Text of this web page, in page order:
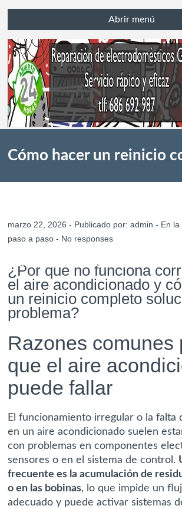
Abrir menú
Cómo hacer un reinicio
para solucionar fallos
marzo 22, 2026 - Publicado por:admin - En
paso a paso - No responses
¿Por qué no funciona
el aire acondicionado y
un reinicio completo
problema?
Razones comunes
que el aire
puede fallar
El funcionamiento irregular o la falta
en un aire acondicionado suelen
con problemas en componentes
sensores o en el sistema de control.
frecuente es la acumulación de
o en las bobinas, lo que impide un
adecuado y puede activar sistemas